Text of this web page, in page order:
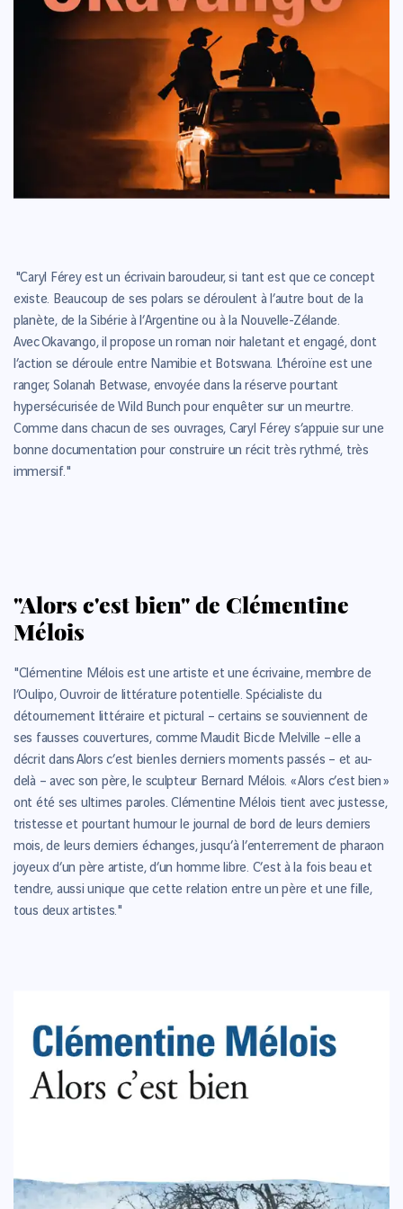
"Caryl Férey est un écrivain baroudeur, si tant est que ce concept
existe. Beaucoup de ses polars se déroulent à l’autre bout de la
planète, de la Sibérie à l’Argentine ou à la Nouvelle-Zélande.
Avec Okavango, il propose un roman noir haletant et engagé, dont
l’action se déroule entre Namibie et Botswana. L’héroïne est une
ranger, Solanah Betwase, envoyée dans la réserve pourtant
hypersécurisée de Wild Bunch pour enquêter sur un meurtre.
Comme dans chacun de ses ouvrages, Caryl Férey s’appuie sur une
bonne documentation pour construire un récit très rythmé, très
immersif."
"Alors c'est bien" de Clémentine
Mélois
"Clémentine Mélois est une artiste et une écrivaine, membre de
l’Oulipo, Ouvroir de littérature potentielle. Spécialiste du
détournement littéraire et pictural – certains se souviennent de
ses fausses couvertures, comme Maudit Bic de Melville – elle a
décrit dans Alors c’est bien les derniers moments passés – et au-
delà – avec son père, le sculpteur Bernard Mélois. « Alors c’est bien »
ont été ses ultimes paroles. Clémentine Mélois tient avec justesse,
tristesse et pourtant humour le journal de bord de leurs derniers
mois, de leurs derniers échanges, jusqu’à l’enterrement de pharaon
joyeux d’un père artiste, d’un homme libre. C’est à la fois beau et
tendre, aussi unique que cette relation entre un père et une fille,
tous deux artistes."